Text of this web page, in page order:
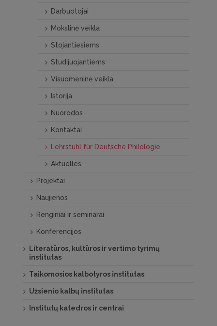
Darbuotojai
Mokslinė veikla
Stojantiesiems
Studijuojantiems
Visuomeninė veikla
Istorija
Nuorodos
Kontaktai
Lehrstuhl für Deutsche Philologie
Aktuelles
Projektai
Naujienos
Renginiai ir seminarai
Konferencijos
Literatūros, kultūros ir vertimo tyrimų
institutas
Taikomosios kalbotyros institutas
Užsienio kalbų institutas
Institutų katedros ir centrai